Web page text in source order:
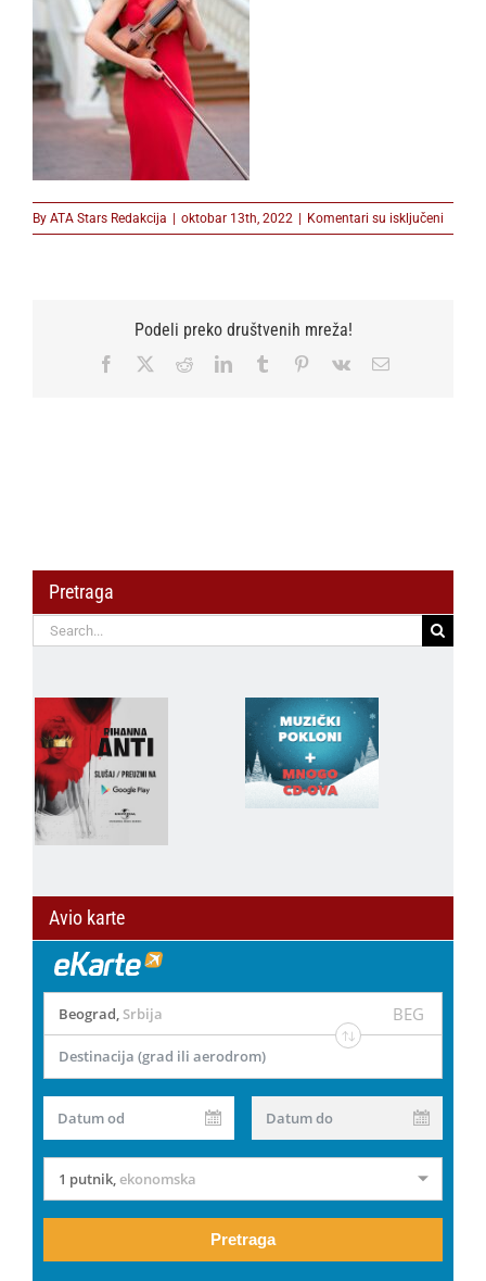
By ATA Stars Redakcija | oktobar 13th, 2022 | Komentari su isključeni
Podeli preko društvenih mreža!
Facebook RedditLinkedInTumblr Pinterest
Vk Email
Pretraga
Search
for:
Avio karte
Beograd, Srbija BEG
Destinacija (grad ili aerodrom)
Datum od Datum do
1 putnik,ekonomska
Pretraga